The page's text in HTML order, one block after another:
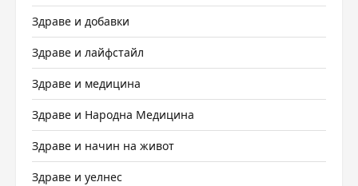
Здраве и добавки
Здраве и лайфстайл
Здраве и медицина
Здраве и Народна Медицина
Здраве и начин на живот
Здраве и уелнес